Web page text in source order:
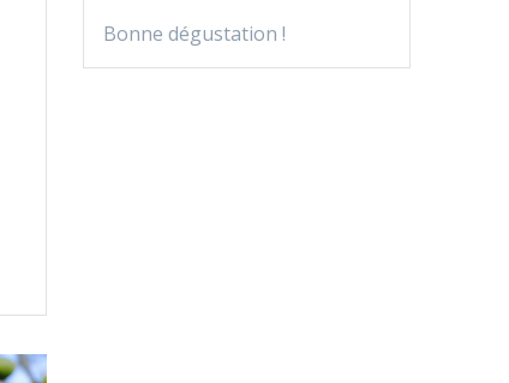
Bonne dégustation !